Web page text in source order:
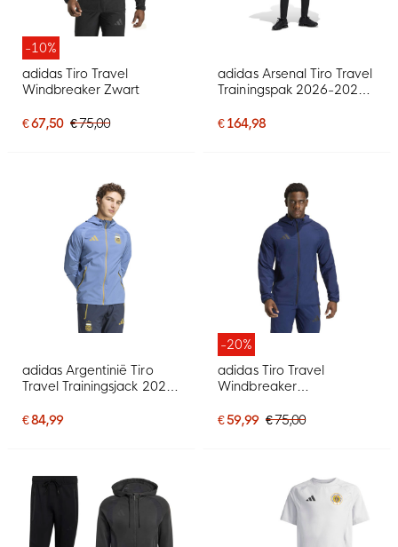
-10%
adidas Tiro Travel
Windbreaker Zwart
€ 67,50 € 75,00
adidas Arsenal Tiro Travel
Trainingspak 2026-2027
€ 164,98
adidas Argentinië Tiro
Travel Trainingsjack 2026-
€ 84,99
-20%
adidas Tiro Travel
Windbreaker
€ 59,99 € 75,00